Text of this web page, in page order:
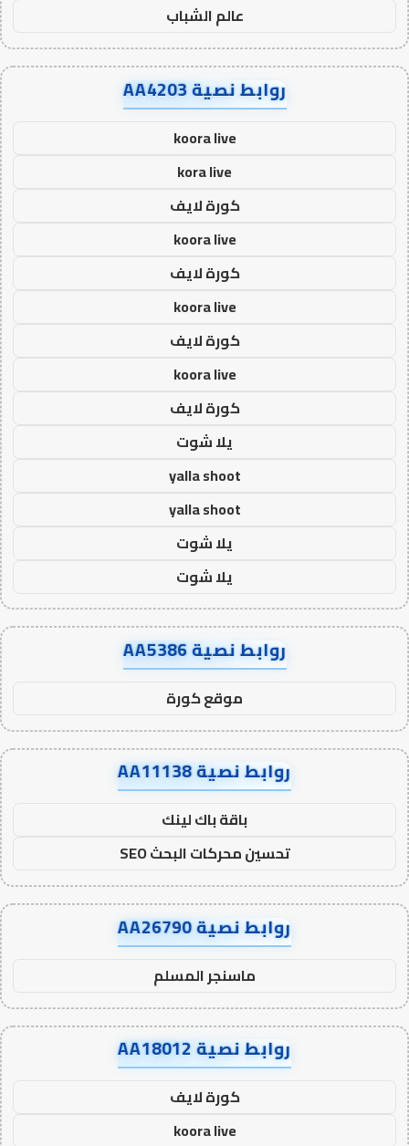
عالم الشباب
روابط نصية AA4203
koora live
kora live
كورة لايف
koora live
كورة لايف
koora live
كورة لايف
koora live
كورة لايف
يلا شوت
yalla shoot
yalla shoot
يلا شوت
يلا شوت
روابط نصية AA5386
موقع كورة
روابط نصية AA11138
باقة باك لينك
تحسين محركات البحث SEO
روابط نصية AA26790
ماسنجر المسلم
روابط نصية AA18012
كورة لايف
koora live